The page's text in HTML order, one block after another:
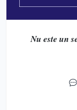
Nu este un